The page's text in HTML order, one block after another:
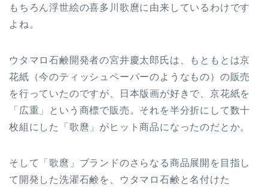
もちろん浮世絵の喜多川歌麿に由来しているわけです
よね。
ウタマロ石鹸開発者の宮井慶太郎氏は、もともとは京
花紙（今のティッシュペーパーのようなもの）の販売
を行っていたのですが、日本版画が好きで、京花紙を
「広重」という商標で販売。それを半分折にして数十
枚組にした「歌麿」がヒット商品になったのだとか。
そして「歌麿」ブランドのさらなる商品展開を目指し
て開発した洗濯石鹸を、ウタマロ石鹸と名付けた